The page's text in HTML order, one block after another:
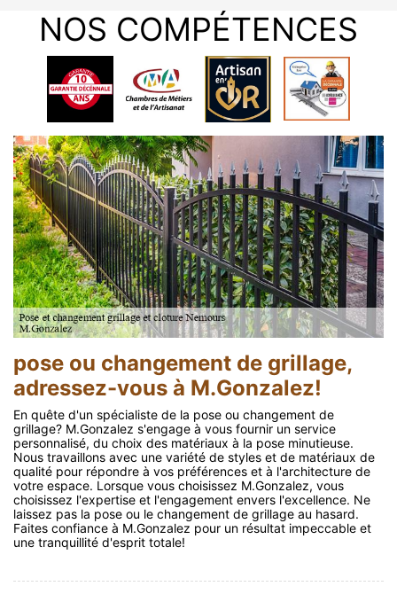
NOS COMPÉTENCES
pose ou changement de grillage,
adressez-vous à M.Gonzalez!
En quête d'un spécialiste de la pose ou changement de
grillage? M.Gonzalez s'engage à vous fournir un service
personnalisé, du choix des matériaux à la pose minutieuse.
Nous travaillons avec une variété de styles et de matériaux de
qualité pour répondre à vos préférences et à l'architecture de
votre espace. Lorsque vous choisissez M.Gonzalez, vous
choisissez l'expertise et l'engagement envers l'excellence. Ne
laissez pas la pose ou le changement de grillage au hasard.
Faites confiance à M.Gonzalez pour un résultat impeccable et
une tranquillité d'esprit totale!